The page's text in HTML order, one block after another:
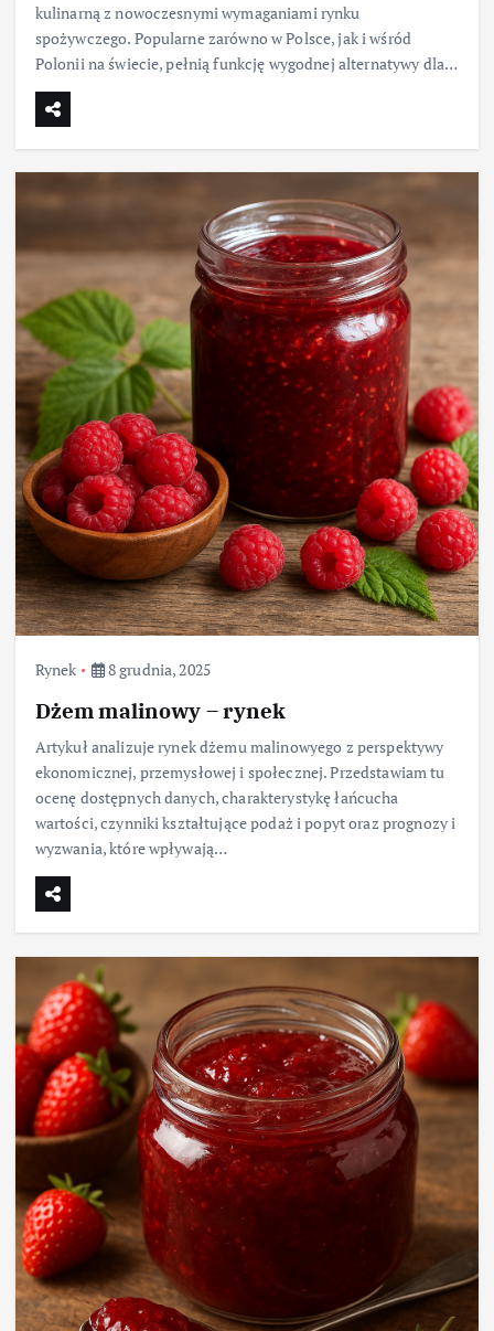
kulinarną z nowoczesnymi wymaganiami rynku
spożywczego. Popularne zarówno w Polsce, jak i wśród
Polonii na świecie, pełnią funkcję wygodnej alternatywy dla…
Rynek 8 grudnia, 2025
Dżem malinowy – rynek
Artykuł analizuje rynek dżemu malinowyego z perspektywy
ekonomicznej, przemysłowej i społecznej. Przedstawiam tu
ocenę dostępnych danych, charakterystykę łańcucha
wartości, czynniki kształtujące podaż i popyt oraz prognozy i
wyzwania, które wpływają…